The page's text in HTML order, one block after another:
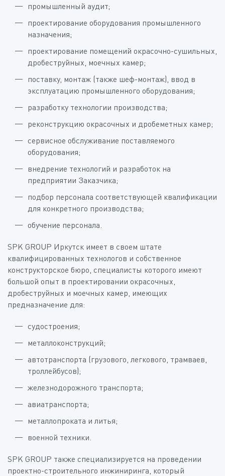
промышленный аудит;
проектирование оборудования промышленного
назначения;
проектирование помещений окрасочно-сушильных,
дробеструйных, моечных камер;
поставку, монтаж (также шеф-монтаж), ввод в
эксплуатацию промышленного оборудования;
разработку технологии производства;
реконструкцию окрасочных и дробеметных камер;
сервисное обслуживание поставляемого
оборудования;
внедрение технологий и разработок на
предприятии Заказчика;
подбор персонала соответствующей квалификации
для конкретного производства;
обучение персонала.
SPK GROUP Иркутск имеет в своем штате
квалифицированных технологов и собственное
конструкторское бюро, специалисты которого имеют
большой опыт в проектировании окрасочных,
дробеструйных и моечных камер, имеющих
предназначение для:
судостроения;
металлоконструкций;
автотранспорта (грузового, легкового, трамваев,
троллейбусов);
железнодорожного транспорта;
авиатранспорта;
металлопроката и литья;
военной техники.
SPK GROUP также специализируется на проведении
проектно-строительного инжиниринга, который